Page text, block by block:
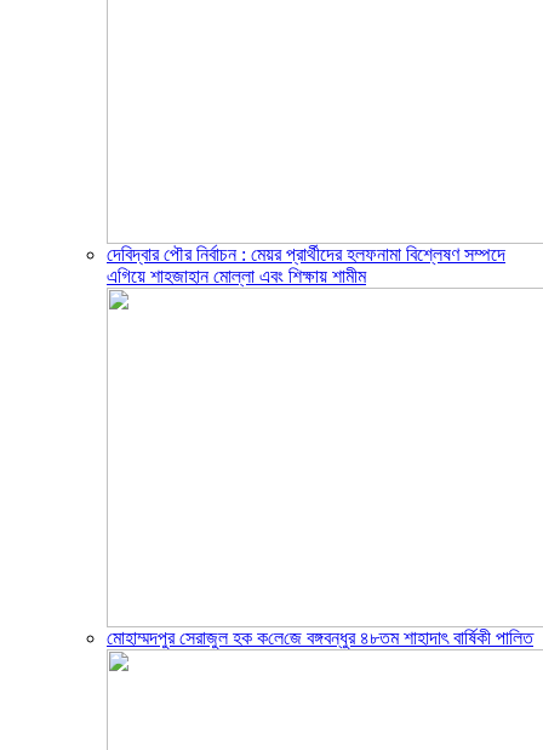
দেবিদ্বার পৌর নির্বাচন : মেয়র প্রার্থীদের হলফনামা বিশ্লেষণ সম্পদে
এগিয়ে শাহজাহান মোল্লা এবং শিক্ষায় শামীম
মোহাম্মদপুর সেরাজুল হক ক‌লে‌জে বঙ্গবন্ধুর ৪৮তম শাহাদাৎ বা‌র্ষিকী পা‌লিত